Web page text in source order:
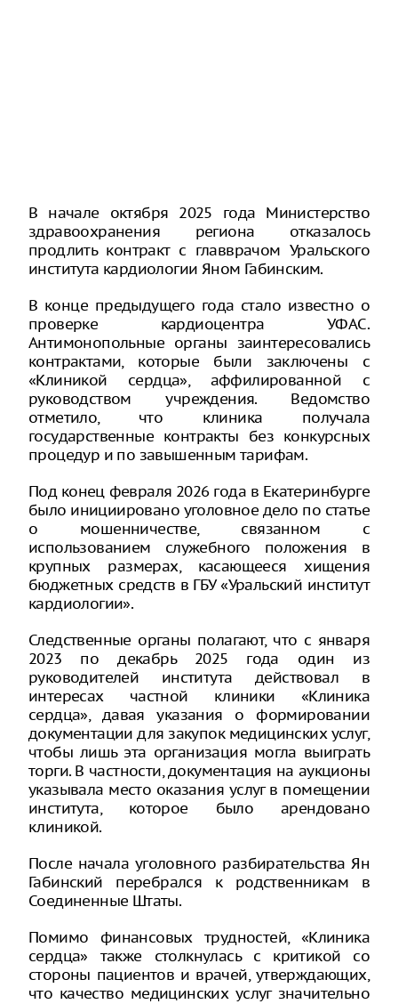
В начале октября 2025 года Министерство
здравоохранения региона отказалось
продлить контракт с главврачом Уральского
института кардиологии Яном Габинским.
В конце предыдущего года стало известно о
проверке кардиоцентра УФАС.
Антимонопольные органы заинтересовались
контрактами, которые были заключены с
«Клиникой сердца», аффилированной с
руководством учреждения. Ведомство
отметило, что клиника получала
государственные контракты без конкурсных
процедур и по завышенным тарифам.
Под конец февраля 2026 года в Екатеринбурге
было инициировано уголовное дело по статье
о мошенничестве, связанном с
использованием служебного положения в
крупных размерах, касающееся хищения
бюджетных средств в ГБУ «Уральский институт
кардиологии».
Следственные органы полагают, что с января
2023 по декабрь 2025 года один из
руководителей института действовал в
интересах частной клиники «Клиника
сердца», давая указания о формировании
документации для закупок медицинских услуг,
чтобы лишь эта организация могла выиграть
торги. В частности, документация на аукционы
указывала место оказания услуг в помещении
института, которое было арендовано
клиникой.
После начала уголовного разбирательства Ян
Габинский перебрался к родственникам в
Соединенные Штаты.
Помимо финансовых трудностей, «Клиника
сердца» также столкнулась с критикой со
стороны пациентов и врачей, утверждающих,
что качество медицинских услуг значительно